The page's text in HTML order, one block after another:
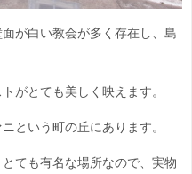
が白い教会が多く存在し、島
がとても美しく映えます。
という町の丘にあります。
ても有名な場所なので、実物